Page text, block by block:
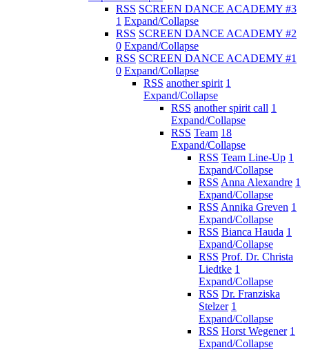
RSS SCREEN DANCE ACADEMY #3
1 Expand/Collapse
RSS SCREEN DANCE ACADEMY #2
0 Expand/Collapse
RSS SCREEN DANCE ACADEMY #1
0 Expand/Collapse
RSS another spirit 1
Expand/Collapse
RSS another spirit call 1
Expand/Collapse
RSS Team 18
Expand/Collapse
RSS Team Line-Up 1
Expand/Collapse
RSS Anna Alexandre 1
Expand/Collapse
RSS Annika Greven 1
Expand/Collapse
RSS Bianca Hauda 1
Expand/Collapse
RSS Prof. Dr. Christa
Liedtke 1
Expand/Collapse
RSS Dr. Franziska
Stelzer 1
Expand/Collapse
RSS Horst Wegener 1
Expand/Collapse